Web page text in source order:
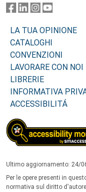
LA TUA OPINIONE
CATALOGHI
CONVENZIONI
LAVORARE CON NOI
LIBRERIE
INFORMATIVA
ACCESSIBILITÁ
Ultimo aggiornamento: 24/
Per le opere presenti in
normativa sul diritto